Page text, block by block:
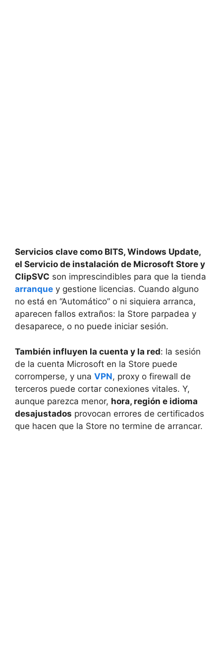
Servicios clave como BITS, Windows Update,
el Servicio de instalación de Microsoft Store y
ClipSVC son imprescindibles para que la tienda
arranque y gestione licencias. Cuando alguno
no está en “Automático” o ni siquiera arranca,
aparecen fallos extraños: la Store parpadea y
desaparece, o no puede iniciar sesión.
También influyen la cuenta y la red: la sesión
de la cuenta Microsoft en la Store puede
corromperse, y una VPN, proxy o firewall de
terceros puede cortar conexiones vitales. Y,
aunque parezca menor, hora, región e idioma
desajustados provocan errores de certificados
que hacen que la Store no termine de arrancar.